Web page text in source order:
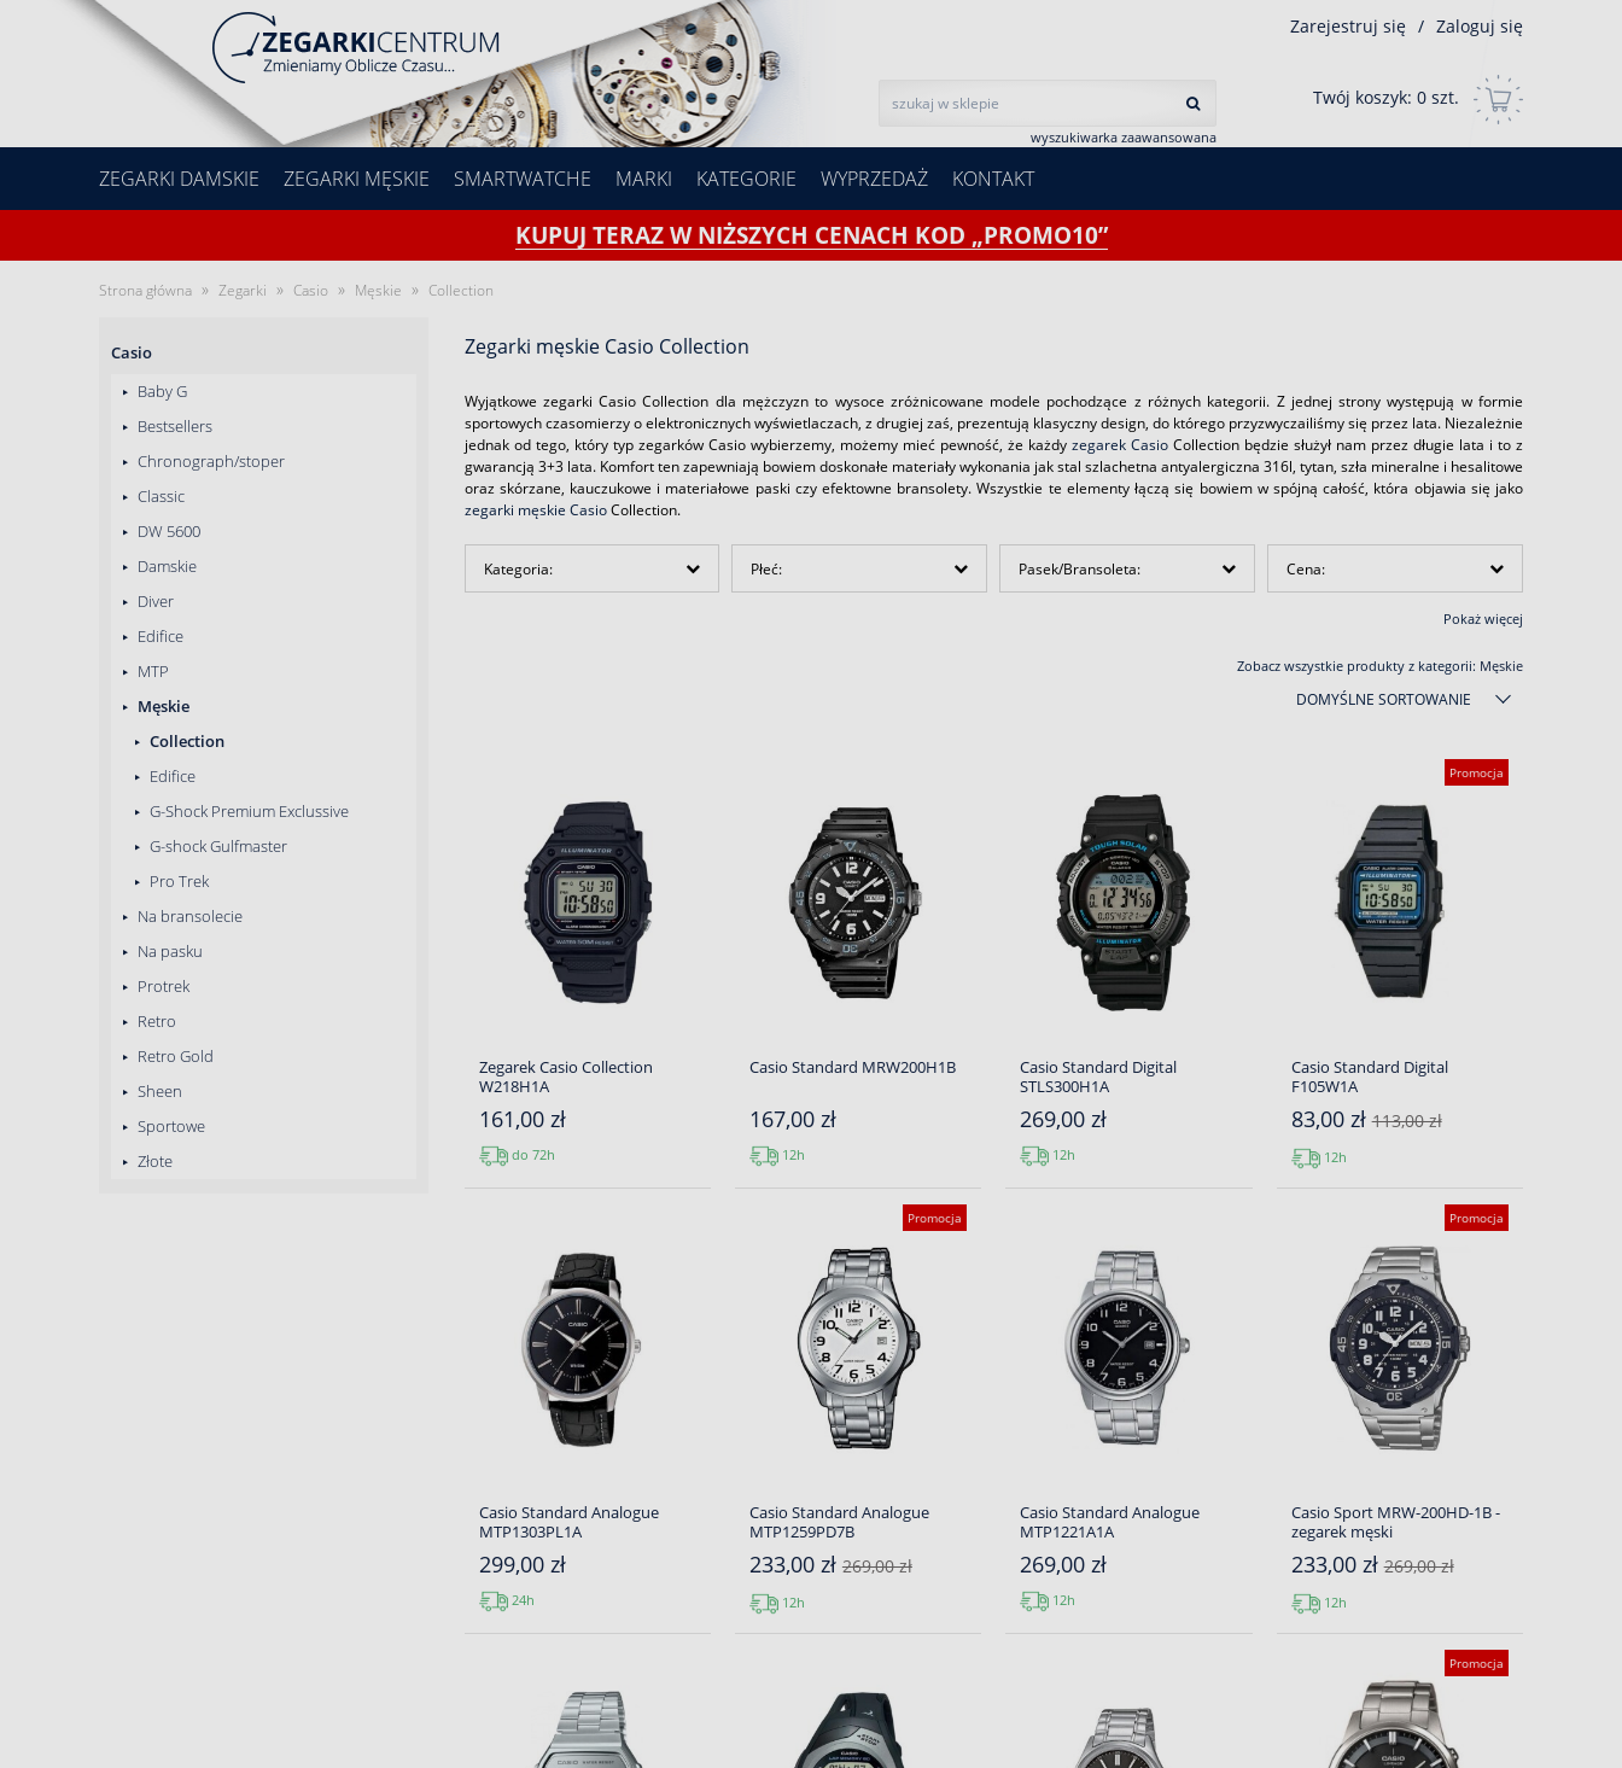
wyszukiwarka zaawansowana
Zarejestruj się / Zaloguj się
Twój koszyk: 0 szt.
ZEGARKI DAMSKIE ZEGARKI MĘSKIE SMARTWATCHE MARKI KATEGORIE WYPRZEDAŻ KONTAKT
KUPUJ TERAZ W NIŻSZYCH CENACH KOD „PROMO10”
Strona główna » Zegarki » Casio » Męskie » Collection
Casio
Baby G
Bestsellers
Chronograph/stoper
Classic
DW 5600
Damskie
Diver
Edifice
MTP
Męskie
Collection
Edifice
G-Shock Premium Exclussive
G-shock Gulfmaster
Pro Trek
Na bransolecie
Na pasku
Protrek
Retro
Retro Gold
Sheen
Sportowe
Złote
Zegarki męskie Casio Collection
Wyjątkowe zegarki Casio Collection dla mężczyzn to wysoce zróżnicowane modele pochodzące z różnych kategorii. Z jednej strony występują w formie
sportowych czasomierzy o elektronicznych wyświetlaczach, z drugiej zaś, prezentują klasyczny design, do którego przyzwyczailiśmy się przez lata. Niezależnie
jednak od tego, który typ zegarków Casio wybierzemy, możemy mieć pewność, że każdy zegarek CasioCollection będzie służył nam przez długie lata i to z
gwarancją 3+3 lata. Komfort ten zapewniają bowiem doskonałe materiały wykonania jak stal szlachetna antyalergiczna 316l, tytan, szła mineralne i hesalitowe
oraz skórzane, kauczukowe i materiałowe paski czy efektowne bransolety. Wszystkie te elementy łączą się bowiem w spójną całość, która objawia się jako
zegarki męskie CasioCollection.
Kategoria: Płeć: Pasek/Bransoleta: Cena:
Pokaż więcej
Zobacz wszystkie produkty z kategorii: Męskie
DOMYŚLNE SORTOWANIE
Zegarek Casio Collection
W218H1A
161,00 zł
do 72h
Casio Standard MRW200H1B
167,00 zł
12h
Casio Standard Digital
STLS300H1A
269,00 zł
12h
Promocja
Casio Standard Digital
F105W1A
83,00 zł113,00 zł
12h
Casio Standard Analogue
MTP1303PL1A
299,00 zł
24h
Promocja
Casio Standard Analogue
MTP1259PD7B
233,00 zł 269,00 zł
12h
Casio Standard Analogue
MTP1221A1A
269,00 zł
12h
Promocja
Casio Sport MRW-200HD-1B -
zegarek męski
233,00 zł269,00 zł
12h
Promocja